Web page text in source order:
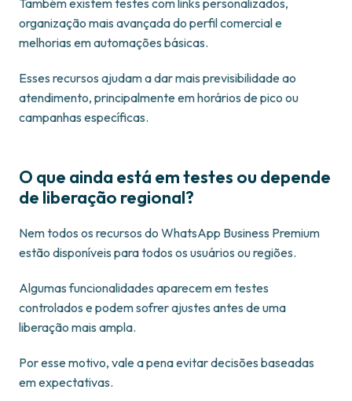
Também existem testes com links personalizados,
organização mais avançada do perfil comercial e
melhorias em automações básicas.
Esses recursos ajudam a dar mais previsibilidade ao
atendimento, principalmente em horários de pico ou
campanhas específicas.
O que ainda está em testes ou depende
de liberação regional?
Nem todos os recursos do WhatsApp Business Premium
estão disponíveis para todos os usuários ou regiões.
Algumas funcionalidades aparecem em testes
controlados e podem sofrer ajustes antes de uma
liberação mais ampla.
Por esse motivo, vale a pena evitar decisões baseadas
em expectativas.